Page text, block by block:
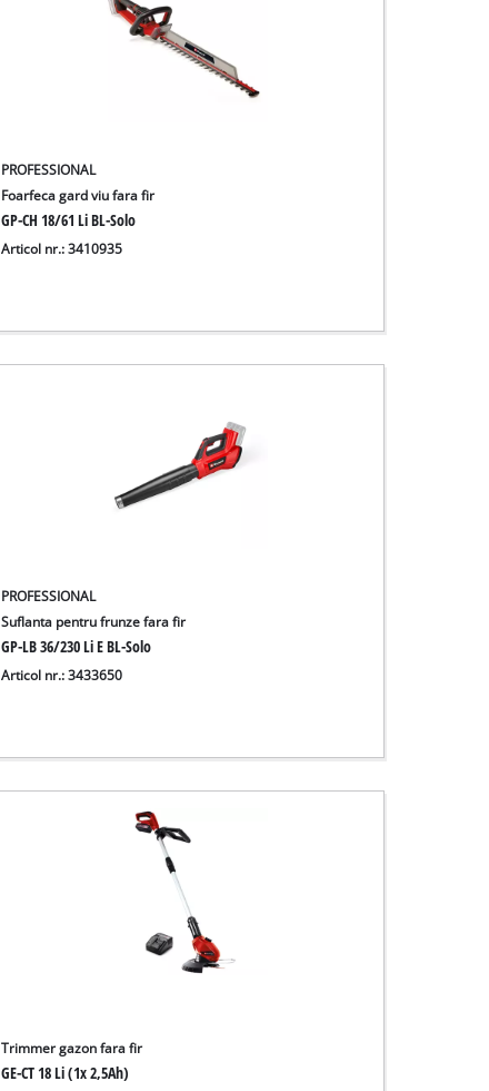
PROFESSIONAL
Foarfeca gard viu fara fir
GP-CH 18/61 Li BL-Solo
Articol nr.: 3410935
PROFESSIONAL
Suflanta pentru frunze fara fir
GP-LB 36/230 Li E BL-Solo
Articol nr.: 3433650
Trimmer gazon fara fir
GE-CT 18 Li (1x 2,5Ah)